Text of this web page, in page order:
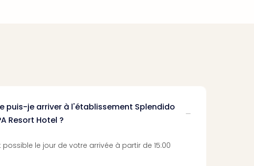
puis-je arriver à l'établissement Splendido
Resort Hotel ?
possible le jour de votre arrivée à partir de 15:00